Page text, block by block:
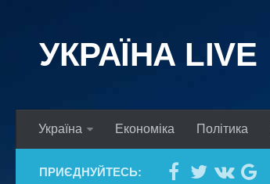
УКРАЇНА LIVE
Україна Економіка Політика
ПРИЄДНУЙТЕСЬ: